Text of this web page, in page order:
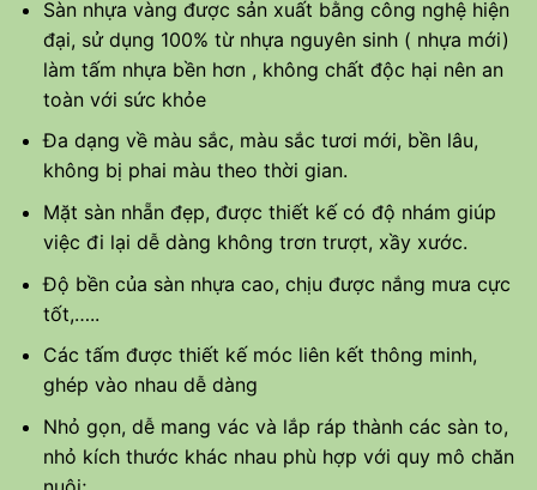
Sàn nhựa vàng được sản xuất bằng công nghệ hiện
đại, sử dụng 100% từ nhựa nguyên sinh ( nhựa mới)
làm tấm nhựa bền hơn , không chất độc hại nên an
toàn với sức khỏe
Đa dạng về màu sắc, màu sắc tươi mới, bền lâu,
không bị phai màu theo thời gian.
Mặt sàn nhẵn đẹp, được thiết kế có độ nhám giúp
việc đi lại dễ dàng không trơn trượt, xầy xước.
Độ bền của sàn nhựa cao, chịu được nắng mưa cực
tốt,…..
Các tấm được thiết kế móc liên kết thông minh,
ghép vào nhau dễ dàng
Nhỏ gọn, dễ mang vác và lắp ráp thành các sàn to,
nhỏ kích thước khác nhau phù hợp với quy mô chăn